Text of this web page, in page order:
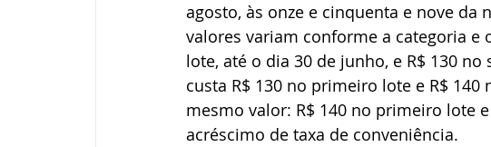
agosto, às onze e cinquenta e nove da
valores variam conforme a categoria e
lote, até o dia 30 de junho, e R$ 130
custa R$ 130 no primeiro lote e R$
mesmo valor: R$ 140 no primeiro lote
acréscimo de taxa de conveniência.